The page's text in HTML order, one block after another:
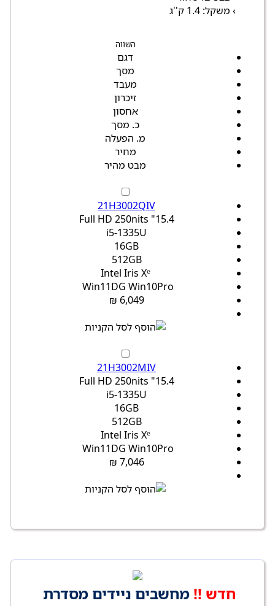
› משקל: 1.4 ק''ג
השווה
דגם
מסך
מעבד
זיכרון
אחסון
כ. מסך
מ. הפעלה
מחיר
מבט מהיר
21H3002QIV
15.4" Full HD 250nits
i5-1335U
16GB
512GB
Intel Iris Xᵉ
Win11DG Win10Pro
6,049 ₪
21H3002MIV
15.4" Full HD 250nits
i5-1335U
16GB
512GB
Intel Iris Xᵉ
Win11DG Win10Pro
7,046 ₪
חדש !! מחשבים ניידים מסדרת